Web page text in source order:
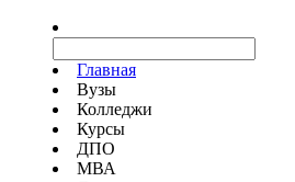
Главная
Вузы
Колледжи
Курсы
ДПО
МВА